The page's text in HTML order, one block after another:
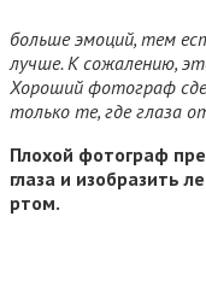
больше эмоций, тем
лучше. К сожалению,
Хороший фотограф
только те, где глаза
Плохой фотограф
глаза и изобразить
ртом.